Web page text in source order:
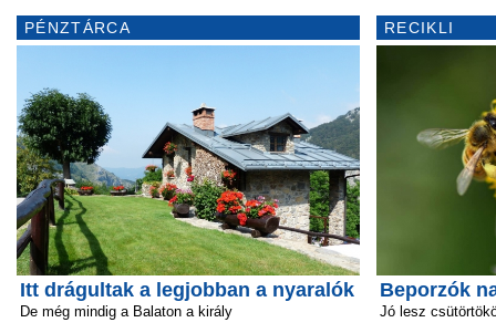
PÉNZTÁRCA
Itt drágultak a legjobban a nyaralók
De még mindig a Balaton a király
RECIKLI
Beporzók
Jó lesz